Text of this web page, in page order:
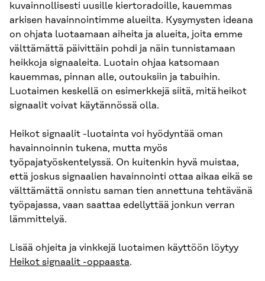
kuvainnollisesti uusille kiertoradoille, kauemmas
arkisen havainnointimme alueilta. Kysymysten ideana
on ohjata luotaamaan aiheita ja alueita, joita emme
välttämättä päivittäin pohdi ja näin tunnistamaan
heikkoja signaaleita. Luotain ohjaa katsomaan
kauemmas, pinnan alle, outouksiin ja tabuihin.
Luotaimen keskellä on esimerkkejä siitä, mitä heikot
signaalit voivat käytännössä olla.
Heikot signaalit -luotainta voi hyödyntää oman
havainnoinnin tukena, mutta myös
työpajatyöskentelyssä. On kuitenkin hyvä muistaa,
että joskus signaalien havainnointi ottaa aikaa eikä se
välttämättä onnistu saman tien annettuna tehtävänä
työpajassa, vaan saattaa edellyttää jonkun verran
lämmittelyä.
Lisää ohjeita ja vinkkejä luotaimen käyttöön löytyy
Heikot signaalit -oppaasta.